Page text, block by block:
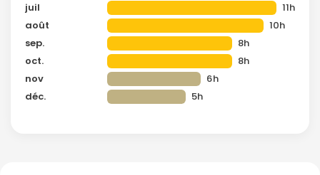
juil
11h
août
10h
sep.
8h
oct.
8h
nov
6h
déc.
5h